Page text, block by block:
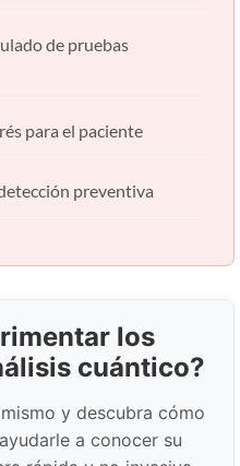
de pruebas
para el paciente
preventiva
los
cuántico?
y descubra cómo
a conocer su